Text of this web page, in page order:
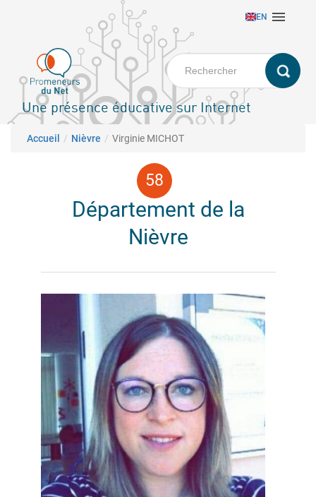
principal
EN 
Une présence éducative sur Internet
Fil d'Ariane
Accueil Nièvre Virginie MICHOT
Département de la
Nièvre